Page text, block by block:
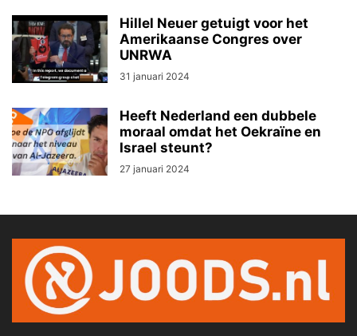
Hillel Neuer getuigt voor het
Amerikaanse Congres over
UNRWA
31 januari 2024
Heeft Nederland een dubbele
moraal omdat het Oekraïne en
Israel steunt?
27 januari 2024